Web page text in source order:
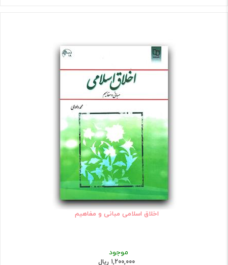
اخلاق اسلامی مبانی و مفاهیم
موجود
1,200,000 ریال